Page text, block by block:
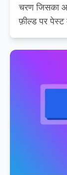
चरण जिसका
फ़ील्ड पर पेस्ट